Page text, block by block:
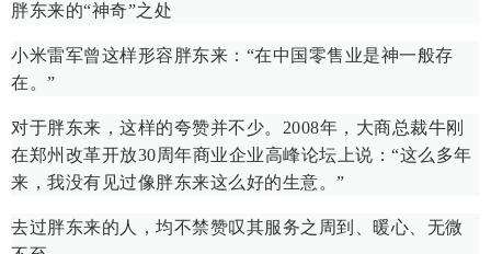
胖东来的“神奇”之处
小米雷军曾这样形容胖东来：“在中国零售业是神一般存
在。”
对于胖东来，这样的夸赞并不少。2008年，大商总裁牛刚
在郑州改革开放30周年商业企业高峰论坛上说：“这么多年
来，我没有见过像胖东来这么好的生意。”
去过胖东来的人，均不禁赞叹其服务之周到、暖心、无微